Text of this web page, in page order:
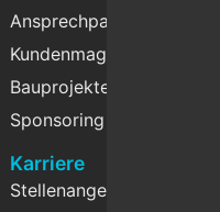
Ansprechpartner
Kundenmagazin
Bauprojekte
Sponsoring
Karriere
Stellenangebote